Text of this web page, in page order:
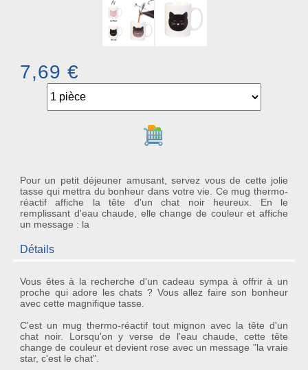
7,69 €
Ajouter au panier
Pour un petit déjeuner amusant, servez vous de cette jolie
tasse qui mettra du bonheur dans votre vie. Ce mug thermo-
réactif affiche la tête d'un chat noir heureux. En le
remplissant d'eau chaude, elle change de couleur et affiche
un message : la
Détails
Vous êtes à la recherche d'un cadeau sympa à offrir à un
proche qui adore leschats ? Vous allez faire son bonheur
avec cette magnifique tasse
C'est un mug thermo-réactif tout mignon avec la tête d'un
chat noir. Lorsqu'on y verse de l'eau chaude, cette tête
change de couleur et devient rose avec un message "la vraie
star, c'est le chat".